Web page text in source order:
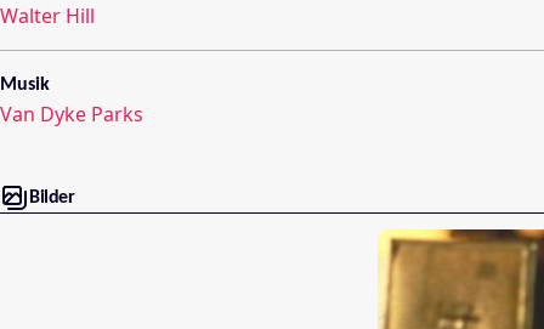
Walter Hill
Musik
Van Dyke Parks
Bilder